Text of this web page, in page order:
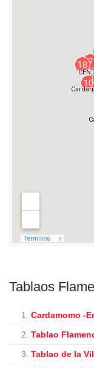
Tablaos
1. Cardamomo -
2. Tablao
3. Tablao de la